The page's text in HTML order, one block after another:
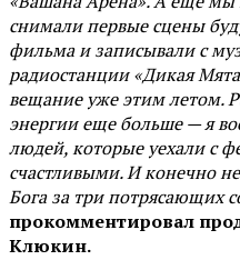
снимали первые сцены
фильма и записывали с
радиостанции «Дикая
вещание уже этим летом.
энергии еще больше — я
людей, которые уехали с
счастливыми. И конечно
Бога за три потрясающих
прокомментировал
Клюкин.